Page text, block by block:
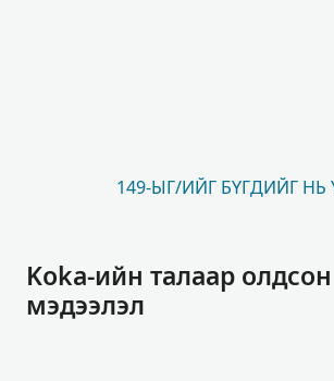
149-ЫГ/ИЙГ БҮГДИЙГ НЬ
Koka-ийн талаар
мэдээлэл